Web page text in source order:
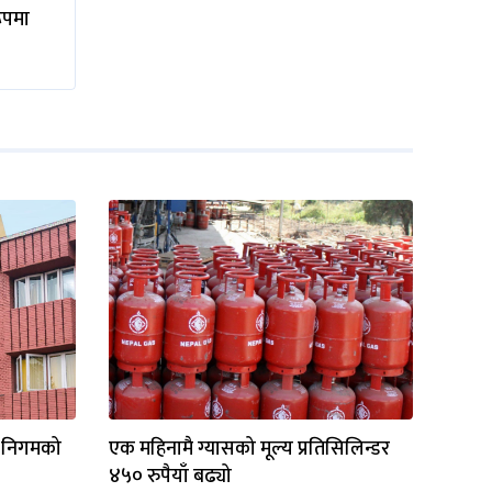
एक महिनामै ग्यासको मूल्य प्रतिसिलिन्डर
४५० रुपैयाँ बढ्यो